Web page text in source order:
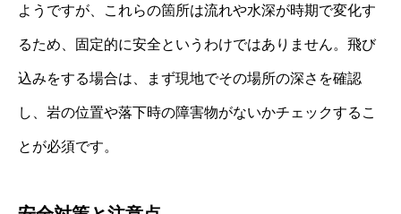
ようですが、これらの箇所は流れや水深が時期で変化す
るため、固定的に安全というわけではありません。飛び
込みをする場合は、まず現地でその場所の深さを確認
し、岩の位置や落下時の障害物がないかチェックするこ
とが必須です。